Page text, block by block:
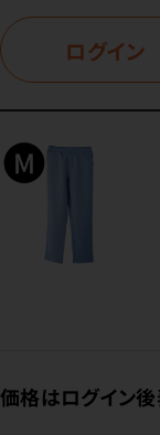
ログイン
価格はログイン